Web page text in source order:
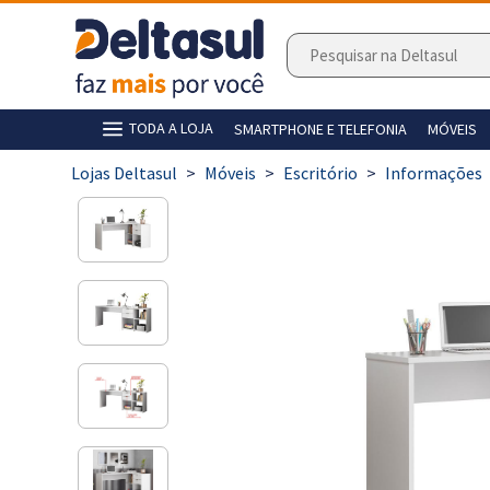
TODA A LOJA SMARTPHONE E TELEFONIA MÓVEIS
> Móveis > Escritório > Informações